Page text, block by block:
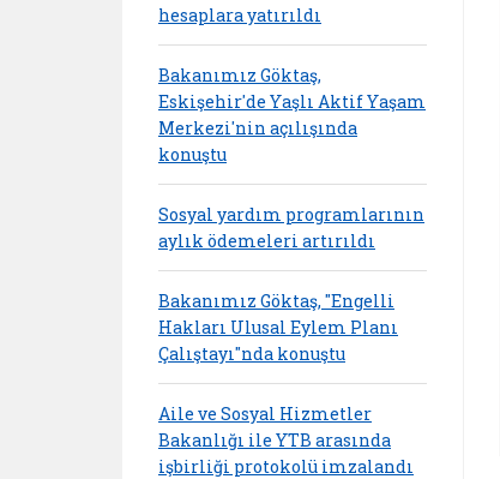
hesaplara yatırıldı
Bakanımız Göktaş,
Eskişehir'de Yaşlı Aktif Yaşam
Merkezi'nin açılışında
konuştu
Sosyal yardım programlarının
aylık ödemeleri artırıldı
Bakanımız Göktaş, "Engelli
Hakları Ulusal Eylem Planı
Çalıştayı"nda konuştu
Aile ve Sosyal Hizmetler
Bakanlığı ile YTB arasında
işbirliği protokolü imzalandı